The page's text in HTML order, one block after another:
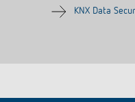
KNX Data